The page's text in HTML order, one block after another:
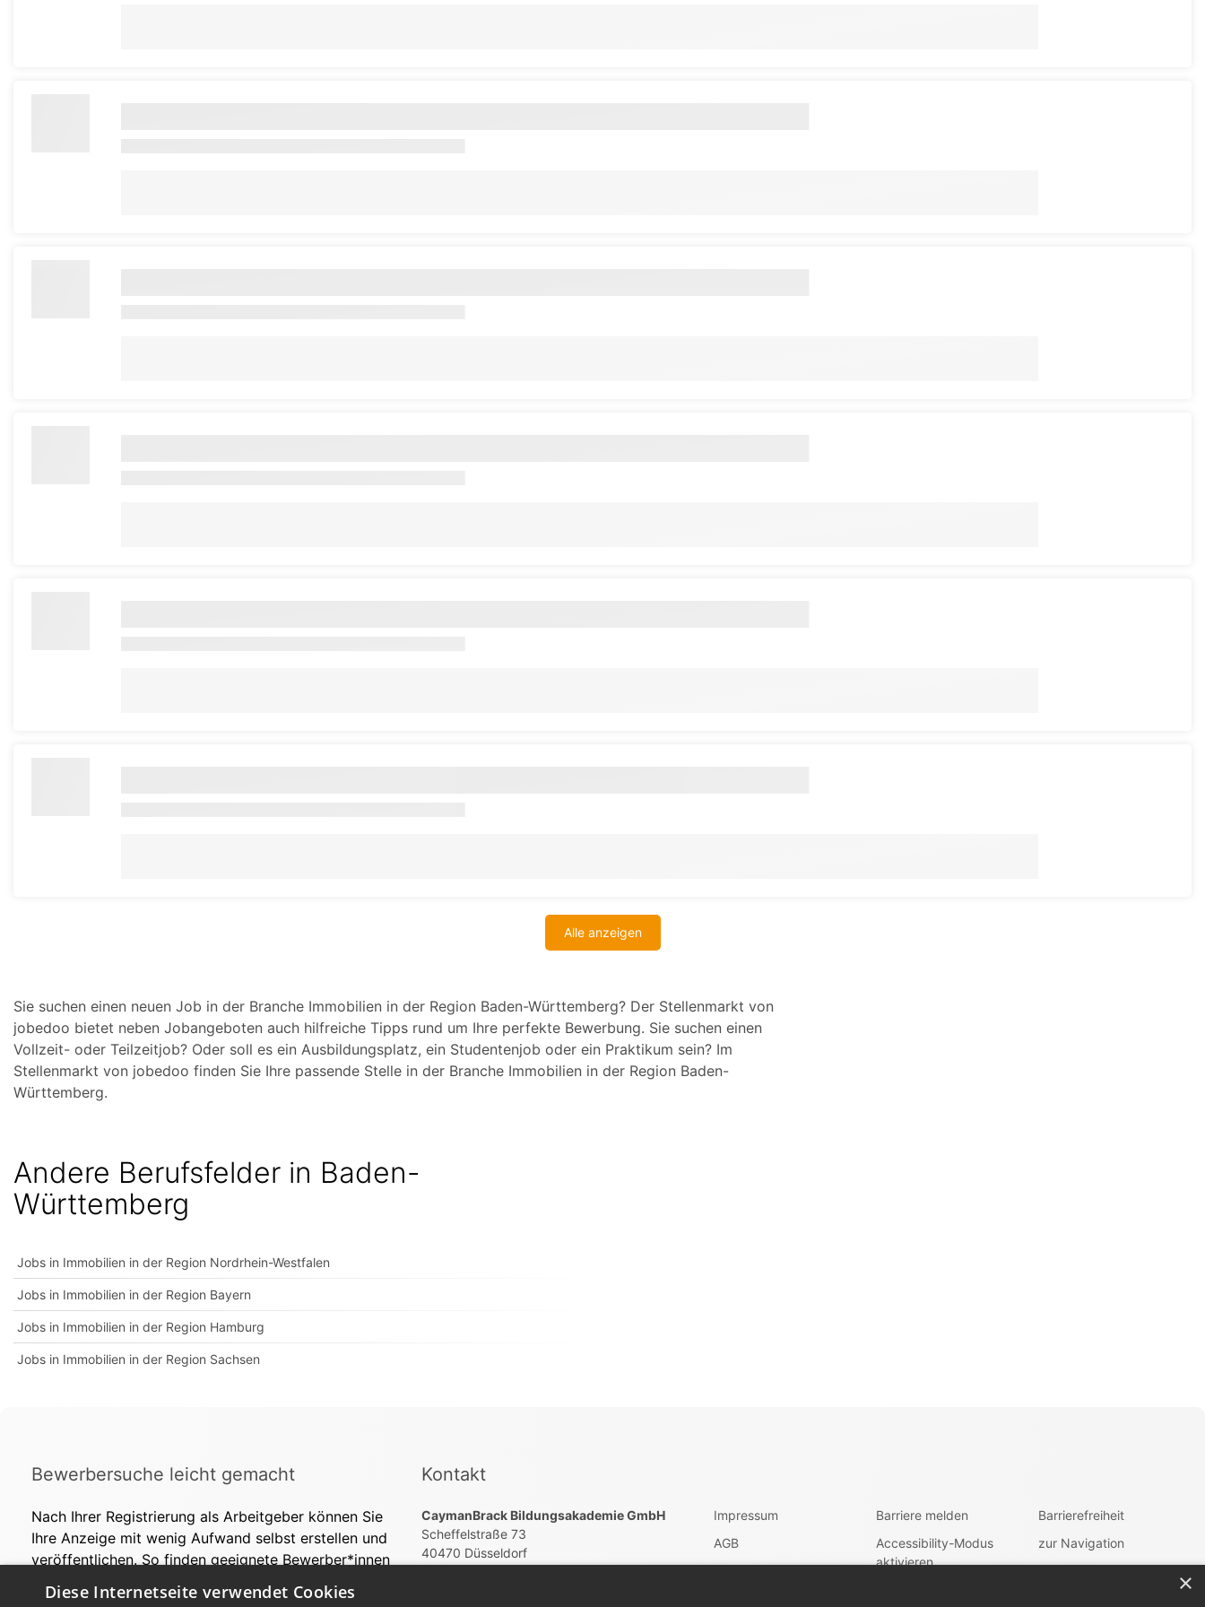
Alle anzeigen
Sie suchen einen neuen Job in der Branche Immobilien in der Region Baden-Württemberg? Der Stellenmarkt von
jobedoo bietet neben Jobangeboten auch hilfreiche Tipps rund um Ihre perfekte Bewerbung. Sie suchen einen
Vollzeit- oder Teilzeitjob? Oder soll es ein Ausbildungsplatz, ein Studentenjob oder ein Praktikum sein? Im
Stellenmarkt von jobedoo finden Sie Ihre passende Stelle in der Branche Immobilien in der Region Baden-
Württemberg.
Andere Berufsfelder in Baden-
Württemberg
Jobs in Immobilien in der Region Nordrhein-Westfalen
Jobs in Immobilien in der Region Bayern
Jobs in Immobilien in der Region Hamburg
Jobs in Immobilien in der Region Sachsen
Bewerbersuche leicht gemacht
Nach Ihrer Registrierung als Arbeitgeber können Sie
Ihre Anzeige mit wenig Aufwand selbst erstellen und
veröffentlichen. So finden geeignete Bewerber*innen
Ihr Stellenangebot und Sie passende Kandidat*innen!
Kontakt
CaymanBrack Bildungsakademie GmbH
Scheffelstraße 73
40470 Düsseldorf
Impressum
AGB
Barriere melden
Accessibility-Modus
aktivieren
Barrierefreiheit
zur Navigation
×
Diese Internetseite verwendet Cookies